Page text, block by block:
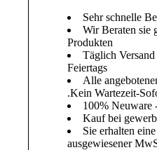
Sehr schnelle
Wir Beraten sie
Produkten
Täglich
Feiertags
Alle
.Kein Wartezeit-
100% Neuware
Kauf bei
Sie erhalten
ausgewiesener